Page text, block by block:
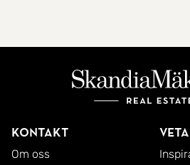
Kontakt
Om oss